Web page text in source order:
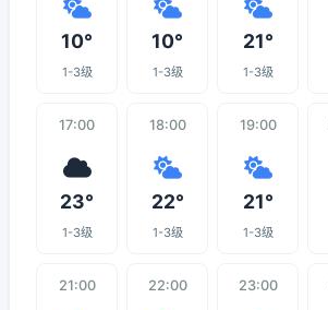
10°
1-3级
10°
1-3级
21°
1-3级
17:00
23°
1-3级
18:00
22°
1-3级
19:00
21°
1-3级
21:00 22:00 23:00